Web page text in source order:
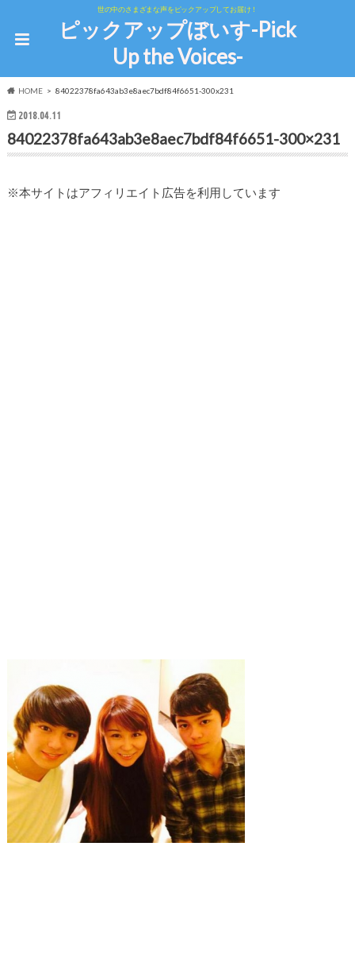
世の中のさまざまな声をピックアップしてお届け！
ピックアップぼいす-Pick
Up the Voices-
HOME 84022378fa643ab3e8aec7bdf84f6651-300x231
2018.04.11
84022378fa643ab3e8aec7bdf84f6651-300×231
※本サイトはアフィリエイト広告を利用しています